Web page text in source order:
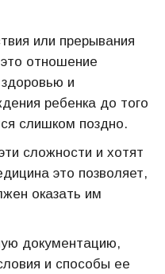
или прерывания
отношение
и
ребенка до того
слишком поздно.
сложности и хотят
это позволяет,
оказать им
документацию,
и способы ее